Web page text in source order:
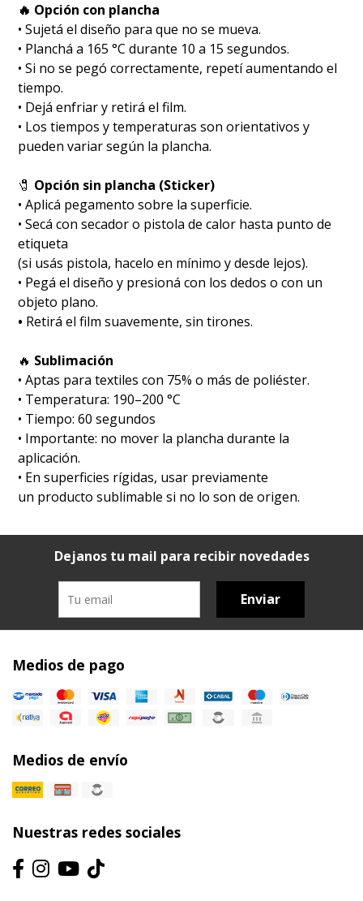
🔥 Opción con plancha
• Sujetá el diseño para que no se mueva.
• Planchá a 165 °C durante 10 a 15 segundos.
• Si no se pegó correctamente, repetí aumentando el
tiempo.
• Dejá enfriar y retirá el film.
• Los tiempos y temperaturas son orientativos y
pueden variar según la plancha.
🧷 Opción sin plancha (Sticker)
• Aplicá pegamento sobre la superficie.
• Secá con secador o pistola de calor hasta punto de
etiqueta
(si usás pistola, hacelo en mínimo y desde lejos).
• Pegá el diseño y presioná con los dedos o con un
objeto plano.
• Retirá el film suavemente, sin tirones.
🔥 Sublimación
•⁠ ⁠Aptas para textiles con 75% o más de poliéster.
•⁠ ⁠Temperatura: 190–200 °C
•⁠ ⁠Tiempo: 60 segundos
•⁠ ⁠Importante: no mover la plancha durante la
aplicación.
•⁠ ⁠En superficies rígidas, usar previamente
un producto sublimable si no lo son de origen.
Dejanos tu mail para recibir novedades
Enviar
Medios de pago
Medios de envío
Nuestras redes sociales